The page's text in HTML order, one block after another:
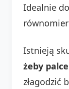
Idealnie
Istnieją
żeby
złagodzić